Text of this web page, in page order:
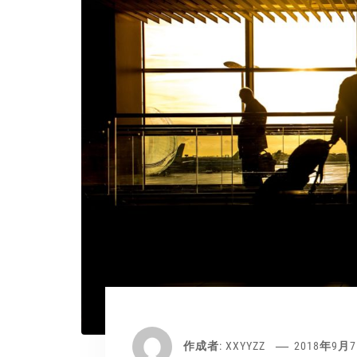
作成者: XXYYZZ 2018年9月